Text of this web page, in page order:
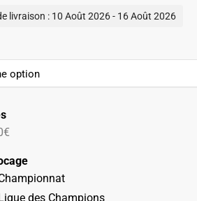
prix
44.90€.
livraison : 10 Août 2026 - 16 Août 2026
des Champions